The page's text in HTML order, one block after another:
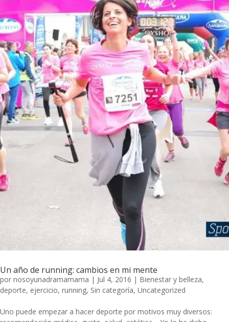
Un año de running: cambios en mi mente
por nosoyunadramamama | Jul 4, 2016 | Bienestar y belleza,
deporte, ejercicio, running, Sin categoría, Uncategorized
Uno puede empezar a hacer deporte por motivos muy diversos: